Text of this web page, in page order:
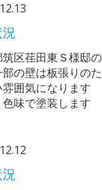
区荏田東Ｓ様邸の
の壁は板張りのた
囲気になります
味で塗装します